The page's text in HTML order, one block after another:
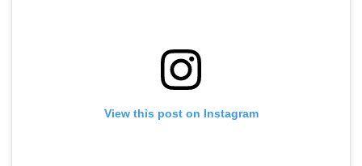
View this post on Instagram